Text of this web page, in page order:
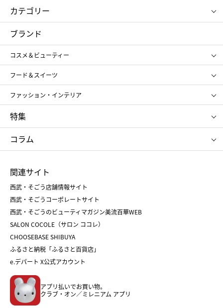
カテゴリー
コスメ＆ビューティー
ギフト
レディース
メンズ
スポーツ・アウトドア
お中元
お歳暮
ブランド
コスメ＆ビューティー
SHISEIDO
ポール&ジョー ボーテ
ジルスチュアート
NARS
RMK
クリニーク
SK-Ⅱ
フード＆スイーツ
アンリ・シャルパンティエ
ゴディバ
新宿高野
たねや
ねんりん家
ファッション・インテリア
ポロ ラルフ ローレン
タケオ キクチ
ママ＆キッズ
シュタイフ
特集
お中元
ひな人形
五月人形
父の日
クリスマスケーキ
ホワイトデー
コラム
菓子折り
和菓子
人気のギフト
バレンタイン
ホワイトデー
おせち
フード
ホーム・キッチン＆アート
関連サイト
西武・そごう店舗情報サイト
西武・そごうコーポレートサイト
西武・そごうのビューティマガジン美流百華WEB
SALON COCOLE（サロン ココレ）
CHOOSEBASE SHIBUYA
ふるさと納税「ふるさと百貨店」
e.デパート X公式アカウント
アプリ払いでお買い物。
クラブ・オン／ミレニアム アプリ